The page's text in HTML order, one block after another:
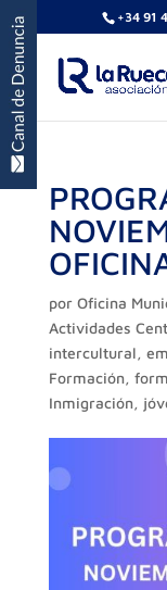
+34 91
por Oficina
Actividades
intercultural,
Formación,
Inmigración,